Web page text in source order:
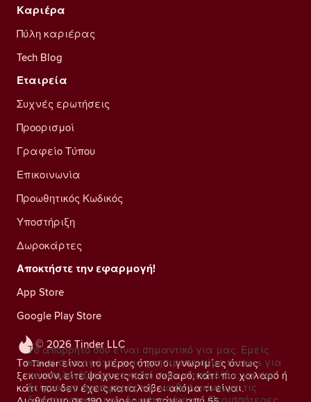
© 2026 Tinder LLC
Το Tinder είναι το μέρος όπου οι γνωριμίες όντως
ξεκινούν, είτε ψάχνεις κάτι σοβαρό, κάτι πιο χαλαρό ή
κάτι που δεν έχεις καταλάβει ακόμα τι είναι.
Καριέρα
Πύλη καριέρας
Tech Blog
Εταιρεία
Συχνές ερωτήσεις
Προορισμοί
Γραφείο Τύπου
Επικοινωνία
Προωθητικός Κωδικός
Υποστήριξη
Δωροκάρτες
Αποκτήστε την εφαρμογή!
App Store
Google Play Store
Το απόρρητό σου είναι σημαντικό για μας. Εμείς
και οι συνεργάτες μας χρησιμοποιούμε trackers για
να υπολογίζουμε το κοινό στην ιστοσελίδα, να σου
δείχνουμε προσφορές και να βελτιώνουμε τις